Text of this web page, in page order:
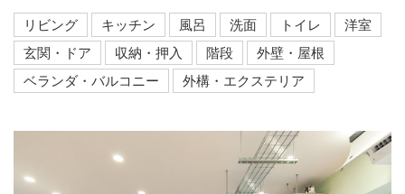
リビング キッチン 風呂 洗面 トイレ
洋室
玄関・ドア
収納・押入 階段
外壁・屋根
ベランダ・バルコニー
外構・エクステリア